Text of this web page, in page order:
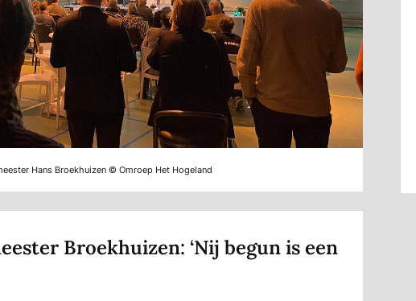
Hans Broekhuizen © Omroep Het Hogeland
Broekhuizen: ‘Nij begun is een